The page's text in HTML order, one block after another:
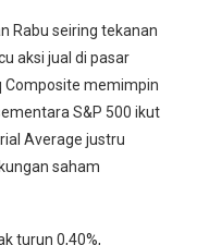
Rabu seiring tekanan
aksi jual di pasar
Composite memimpin
S&P 500 ikut
Average justru
saham
turun 0,40%,